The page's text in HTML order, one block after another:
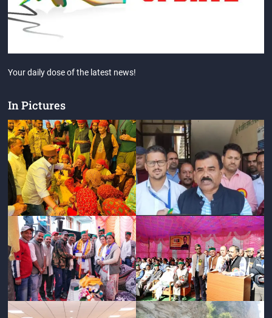
Your daily dose of the latest news!
In Pictures